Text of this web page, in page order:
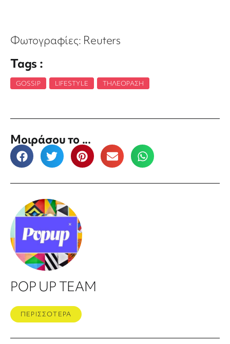
Φωτογραφίες: Reuters
Tags :
GOSSIP LIFESTYLE ΤΗΛΕΌΡΑΣΗ
Μοιράσου το ...
POP UP TEAM
ΠΕΡΙΣΣΟΤΕΡΑ